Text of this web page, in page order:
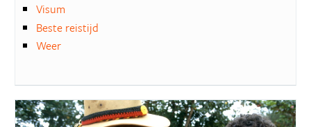
Visum
Beste reistijd
Weer